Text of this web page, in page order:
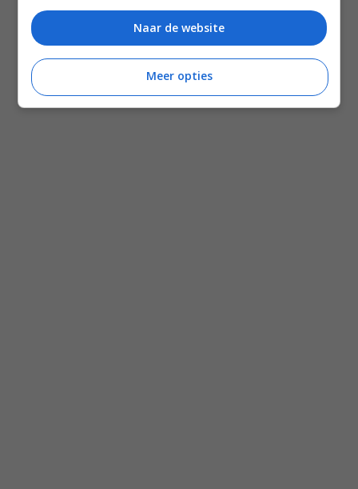
Shop Francesca Kookt boeken
Shop Voedzaam Leven Ontbijtgids
Samenwerken
Zomer recepten
Naar de website
Meer opties